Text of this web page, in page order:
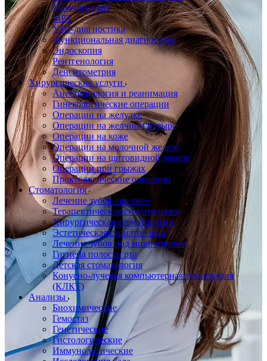
Маммография
МРТ
УЗИ-диагностика
Функциональная диагностика
Эндоскопия
Рентгенология
Денситометрия
Хирургические услуги
Анестезиология и реанимация
Гинекологические операции
Операции на желудке
Операции на желчном пузыре
Операции на коже
Операции на молочной железе
Операции на щитовидной железе
Операции при грыжах
Проктологические операции
Стоматология
Лечение зубов «во сне»
Терапевтическая стоматология
Хирургическая стоматология
Эстетическая стоматология
Лечение зубов под микроскопом
Гигиена полости рта
Детская стоматология
Конусно-лучевая компьютерная томография
(КЛКТ)
Анализы
Биохимические
Гемостаз
Генетические
Гистологические
Иммунологические